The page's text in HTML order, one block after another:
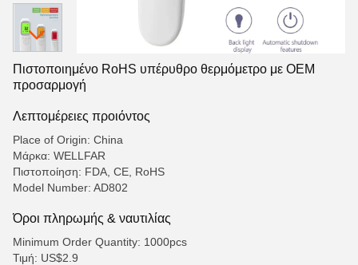
Πιστοποιημένο RoHS υπέρυθρο θερμόμετρο με OEM
προσαρμογή
Λεπτομέρειες προιόντος
Place of Origin: China
Μάρκα: WELLFAR
Πιστοποίηση: FDA, CE, RoHS
Model Number: AD802
Όροι πληρωμής & ναυτιλίας
Minimum Order Quantity: 1000pcs
Τιμή: US$2.9